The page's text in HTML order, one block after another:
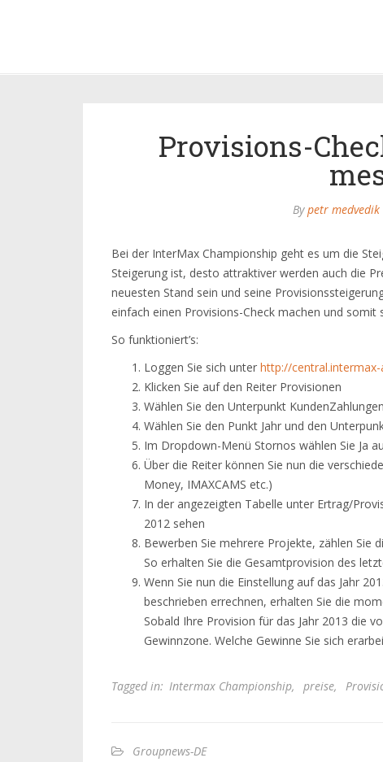
Provisions-
Bypetr medvedik
Bei der InterMax Championship geht es um die
Steigerung ist, desto attraktiver werden auch die
neuesten Stand sein und seine
einfach einen Provisions-Check machen und
So funktioniert’s:
Loggen Sie sich unter http://
Klicken Sie auf den Reiter Provisionen
Wählen Sie den Unterpunkt KundenZahlungen
Wählen Sie den Punkt Jahr und den
Im Dropdown-Menü Stornos wählen Sie Ja
Über die Reiter können Sie nun die
Money, IMAXCAMS etc.)
In der angezeigten Tabelle unter Ertrag/
2012 sehen
Bewerben Sie mehrere Projekte, zählen Sie
So erhalten Sie die Gesamtprovision des
Wenn Sie nun die Einstellung auf das Jahr
beschrieben errechnen, erhalten Sie die
Sobald Ihre Provision für das Jahr 2013 die
Gewinnzone. Welche Gewinne Sie sich
Tagged in: Intermax Championship, preise,
Groupnews-DE